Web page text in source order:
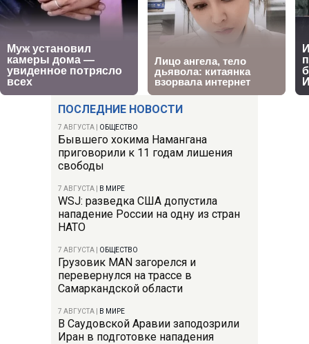
ПОСЛЕДНИЕ НОВОСТИ
7 АВГУСТА ОБЩЕСТВО
Бывшего хокима Намангана
приговорили к 11 годам лишения
свободы
7 АВГУСТА В МИРЕ
WSJ: разведка США допустила
нападение России на одну из стран
НАТО
7 АВГУСТА ОБЩЕСТВО
Грузовик MAN загорелся и
перевернулся на трассе в
Самаркандской области
7 АВГУСТА В МИРЕ
В Саудовской Аравии заподозрили
Иран в подготовке нападения